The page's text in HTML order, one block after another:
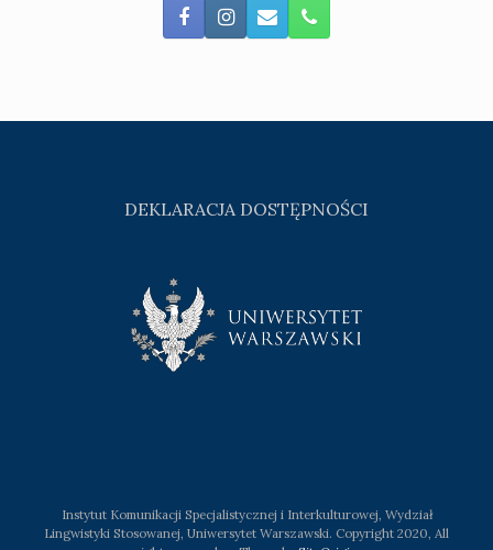
DEKLARACJA DOSTĘPNOŚCI
Instytut Komunikacji Specjalistycznej i Interkulturowej, Wydział
Lingwistyki Stosowanej, Uniwersytet Warszawski. Copyright 2020, All